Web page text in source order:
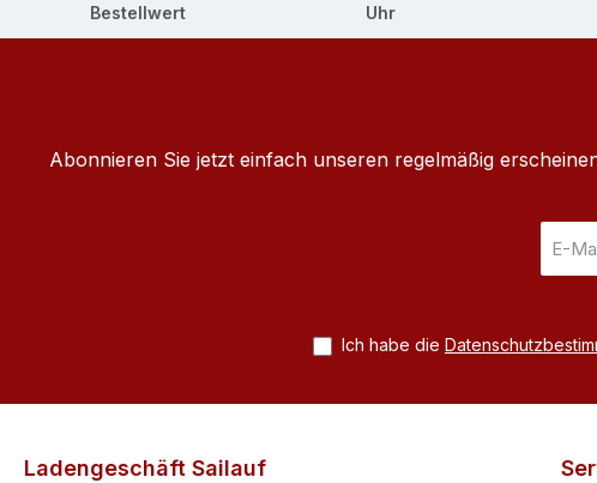
Bestellwert
Uhr
Abonnieren Sie jetzt einfach unseren regelmäßig
Mail-
Ich habe die
Ladengeschäft Sailauf